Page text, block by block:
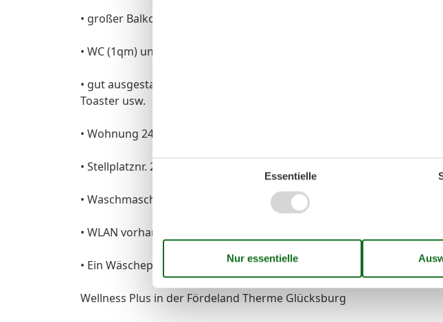
• großer Balkon mit Blick auf die Förde
• WC (1qm) und Dusche (80cm x 90cm) getrennt. Für sehr korpulente
• gut ausgestattete Küche mit Herd, Kühlschrank, Mikrowelle,
Toaster usw.
• Wohnung 24
• Stellplatznr. 24 (Tiefgarage), Abstellmöglichkeit für Fahrräder
• Waschmaschine im Keller gegen Gebühr
• WLAN vorhanden
• Ein Wäschepaket pro Person ist automatisch im Reisepreis
Wellness Plus in der Fördeland Therme Glücksburg
Essentielle